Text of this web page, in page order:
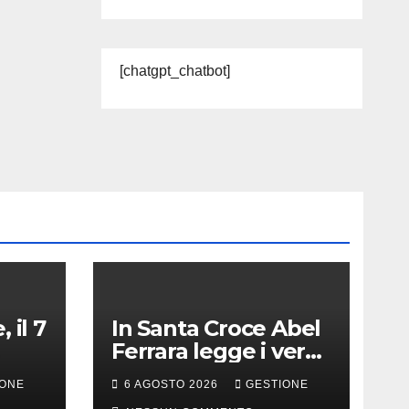
[chatgpt_chatbot]
il 7
In Santa Croce Abel
Ferrara legge i versi
di Gabriele Tinti per
Francesco d’Assisi
6 AGOSTO 2026 GESTIONE